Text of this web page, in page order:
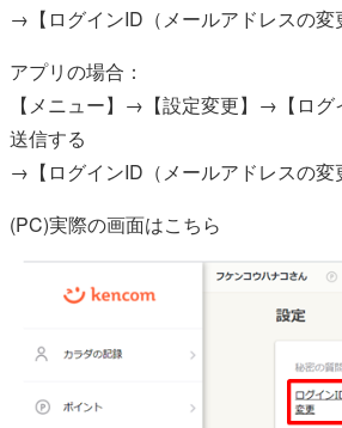
→【ログインID（メールアドレスの
アプリの場合：
【メニュー】→【設定変更】→【ロ
送信する
→【ログインID（メールアドレスの
(PC)実際の画面はこちら